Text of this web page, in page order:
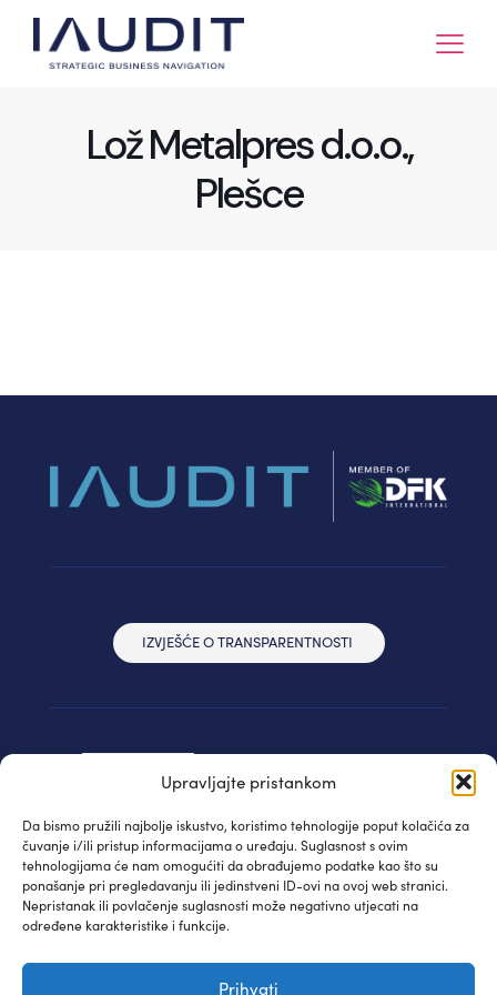
Upravljajte pristankom
Da bismo pružili najbolje iskustvo, koristimo tehnologije poput kolačića za
čuvanje i/ili pristup informacijama o uređaju. Suglasnost s ovim
tehnologijama će nam omogućiti da obrađujemo podatke kao što su
ponašanje pri pregledavanju ili jedinstveni ID-ovi na ovoj web stranici.
Nepristanak ili povlačenje suglasnosti može negativno utjecati na
određene karakteristike i funkcije.
Prihvati
Lož Metalpres d.o.o.,
Plešce
IZVJEŠĆE O TRANSPARENTNOSTI